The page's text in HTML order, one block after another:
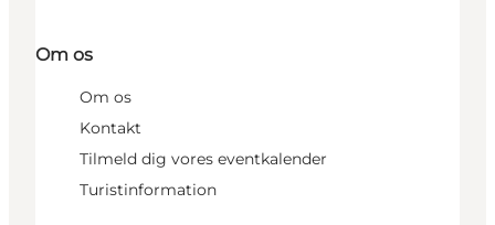
Om os
Om os
Kontakt
Tilmeld dig vores eventkalender
Turistinformation